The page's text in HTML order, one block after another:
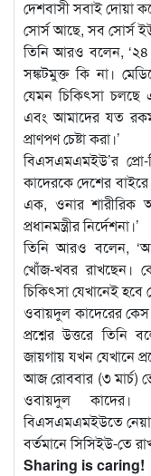
দেশবাসী সবাই দোয়া
সোর্স আছে, সব সোর্স
তিনি আরও বলেন, ‘২৪
সঙ্কটমুক্ত কি না।
যেমন চিকিৎসা চলছে
এবং আমাদের যত
প্রাণপণ চেষ্টা করা।’
বিএসএমএমইউ’র প্রো-
কাদেরকে দেশের
এক, ওনার শারীরিক
প্রধানমন্ত্রীর নির্দেশনা।’
তিনি আরও বলেন,
খোঁজ-খবর রাখছেন।
চিকিৎসা যেখানেই হবে
ওবায়দুল কাদেরের কেস
প্রশ্নের উত্তরে তিনি
জায়গায় যখন যেখানে
আজ রোববার (৩ মার্চ)
ওবায়দুল
বিএসএমএমইউতে
বর্তমানে সিসিইউ-তে
Sharing is caring!